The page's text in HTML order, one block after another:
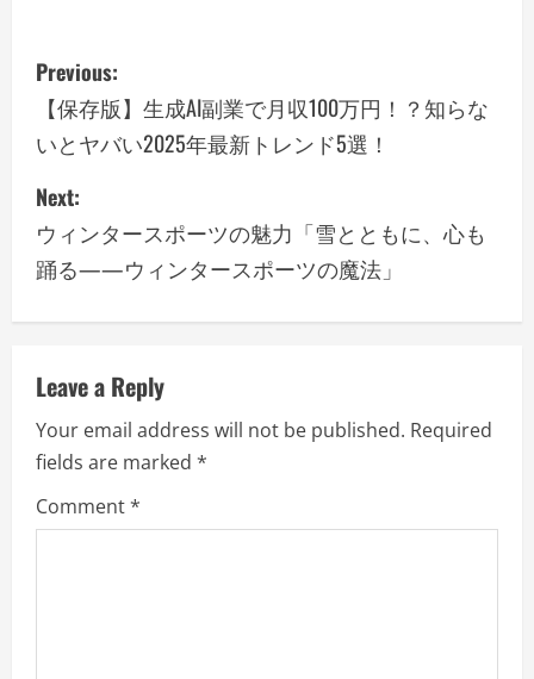
P
o
s
t
n
a
i
g
a
Previous:
【保存版】生成AI副業で月収100万円！？知らな
いとヤバい2025年最新トレンド5選！
Next:
ウィンタースポーツの魅力「雪とともに、心も
踊る——ウィンタースポーツの魔法」
Leave a Reply
Your email address will not be published. Required
fields are marked *
Comment*